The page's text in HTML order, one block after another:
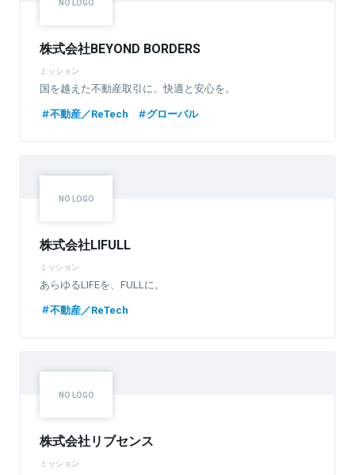
株式会社BEYOND BORDERS
ミッション
国を越えた不動産取引に、快適と安心を。
不動産／ReTech
グローバル
株式会社LIFULL
ミッション
あらゆるLIFEを、FULLに。
不動産／ReTech
株式会社リブセンス
ミッション